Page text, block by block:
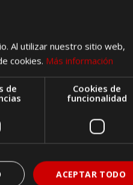
Al utilizar nuestro sitio web,
cookies. Más información
de
Cookies de
funcionalidad
ACEPTAR TODO